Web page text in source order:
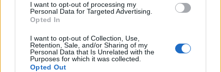
I want to opt-out of processing my
Personal Data for Targeted Advertising.
Opted In
I want to opt-out of Collection, Use,
Retention, Sale, and/or Sharing of my
Personal Data that Is Unrelated with the
Purposes for which it was collected.
Opted Out
Tsúszó Sándor mint regényhős